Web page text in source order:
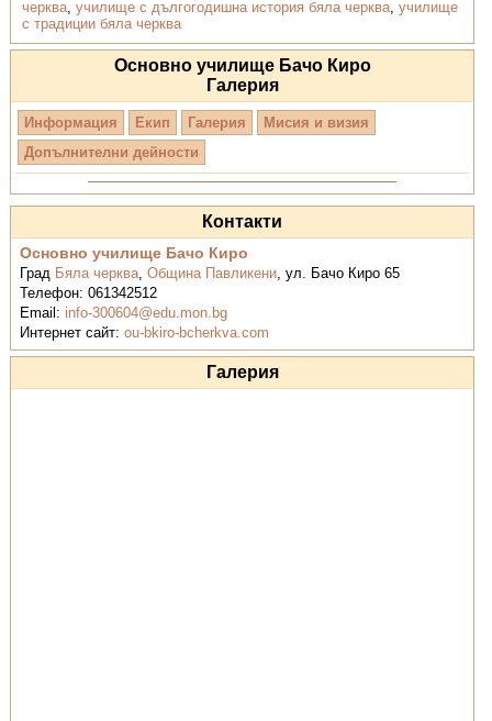
черква, училище с дългогодишна история бяла черква, училище
с традиции бяла черква
Основно училище Бачо Киро
Галерия
Информация Екип Галерия
Мисия и визия
Допълнителни дейности
Контакти
Основно училище Бачо Киро
Град Бяла черква,Община Павликени,ул. Бачо Киро 65
Телефон:061342512
Email: info-300604@edu.mon.bg
Интернет сайт:ou-bkiro-bcherkva.com
Галерия